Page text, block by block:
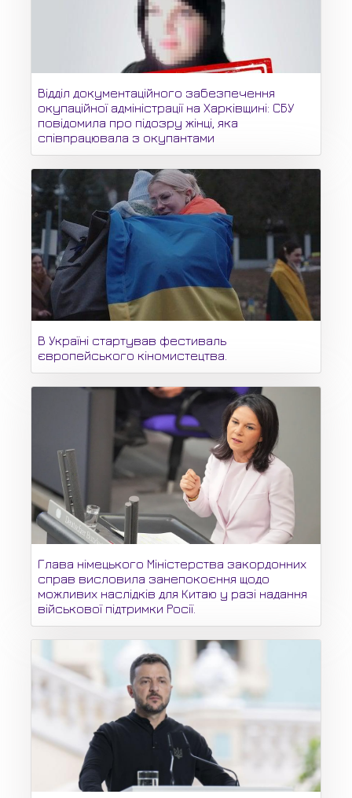
Відділ документаційного забезпечення
окупаційної адміністрації на Харківщині: СБУ
повідомила про підозру жінці, яка
співпрацювала з окупантами
В Україні стартував фестиваль
європейського кіномистецтва.
Глава німецького Міністерства закордонних
справ висловила занепокоєння щодо
можливих наслідків для Китаю у разі надання
військової підтримки Росії.